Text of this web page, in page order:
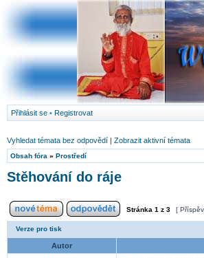
Přihlásit se • Registrovat
Vyhledat témata bez odpovědí | Zobrazit aktivní témata
Obsah fóra » Prostředí
Stěhování do ráje
Stránka 1 z 3 [
Verze pro tisk
Autor